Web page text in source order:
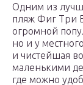
Одним из
пляж Фиг Три
огромной
но и у
и чистейшая
маленькими
где можно